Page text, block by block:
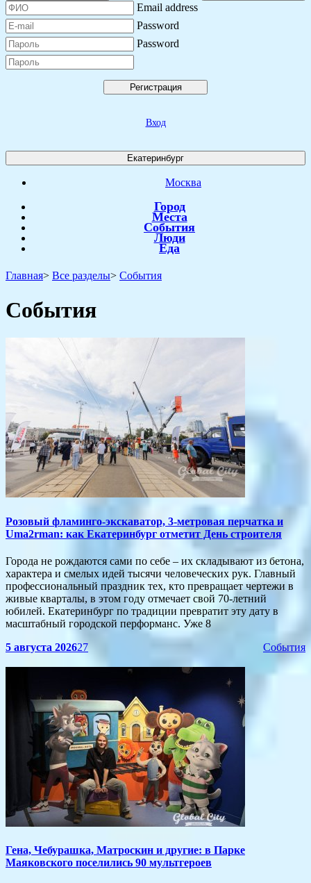
Email address
Password
Password
Регистрация
Вход
Екатеринбург
Москва
Город
Места
События
Люди
Еда
Главная> Все разделы> События
События
Розовый фламинго-экскаватор, 3-метровая перчатка и
Uma2rman: как Екатеринбург отметит День строителя
Города не рождаются сами по себе – их складывают из бетона,
характера и смелых идей тысячи человеческих рук. Главный
профессиональный праздник тех, кто превращает чертежи в
живые кварталы, в этом году отмечает свой 70-летний
юбилей. Екатеринбург по традиции превратит эту дату в
масштабный городской перформанс. Уже 8
5 августа 2026
События
27
​Гена, Чебурашка, Матроскин и другие: в Парке
Маяковского поселились 90 мультгероев